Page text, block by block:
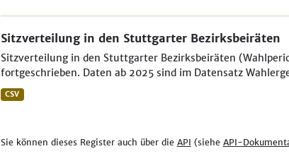
Sitzverteilung in den Stuttgarter Bezirksbeiräten
Sitzverteilung in den Stuttgarter Bezirksbeiräten
fortgeschrieben. Daten ab 2025 sind im Datensatz
CSV
Sie können dieses Register auch über die API (siehe API-